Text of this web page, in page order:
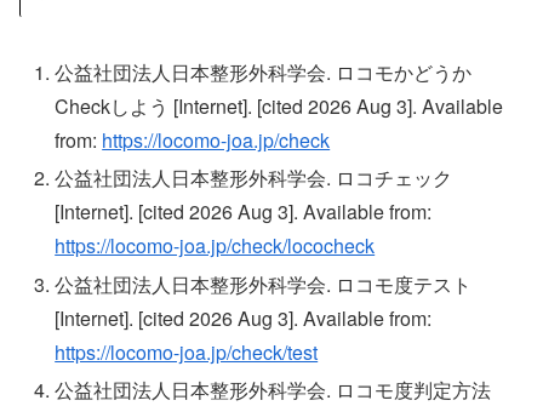
公益社団法人日本整形外科学会. ロコモかどうか
Checkしよう [Internet]. [cited 2026 Aug 3]. Available
from: https://locomo-joa.jp/check
公益社団法人日本整形外科学会. ロコチェック
[Internet]. [cited 2026 Aug 3]. Available from:
https://locomo-joa.jp/check/lococheck
公益社団法人日本整形外科学会. ロコモ度テスト
[Internet]. [cited 2026 Aug 3]. Available from:
https://locomo-joa.jp/check/test
公益社団法人日本整形外科学会. ロコモ度判定方法